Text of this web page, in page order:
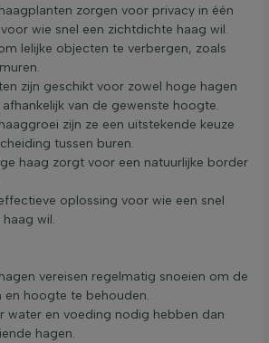
zorgen voor privacy in één
wie snel een zichtdichte haag wil.
lelijke objecten te verbergen, zoals
zijn geschikt voor zowel hoge hagen
van de gewenste hoogte.
zijn ze een uitstekende keuze
tussen buren.
haag zorgt voor een natuurlijke border
oplossing voor wie een snel
wil.
vereisen regelmatig snoeien om de
en hoogte te behouden.
water en voeding nodig hebben dan
hagen.